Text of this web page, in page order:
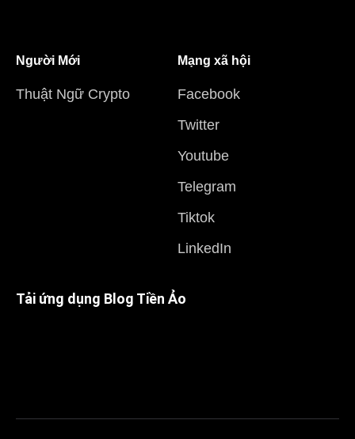
Người Mới
Thuật Ngữ Crypto
Mạng xã hội
Facebook
Twitter
Youtube
Telegram
Tiktok
LinkedIn
Tải ứng dụng Blog Tiền Ảo